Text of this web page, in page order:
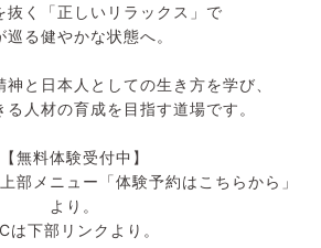
抜く「正しいリラックス」で
巡る健やかな状態へ。
と日本人としての生き方を学び、
人材の育成を目指す道場です。
【無料体験受付中】
部メニュー「体験予約はこちらから」
より。
は下部リンクより。